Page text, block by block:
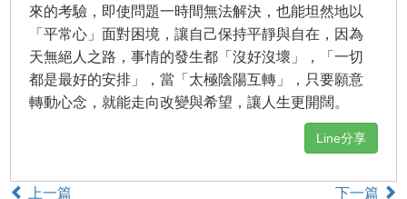
來的考驗，即使問題一時間無法解決，也能坦然地以
「平常心」面對困境，讓自己保持平靜與自在，因為
天無絕人之路，事情的發生都「沒好沒壞」，「一切
都是最好的安排」，當「太極陰陽互轉」，只要願意
轉動心念，就能走向改變與希望，讓人生更開闊。
Line分享
上一篇 下一篇